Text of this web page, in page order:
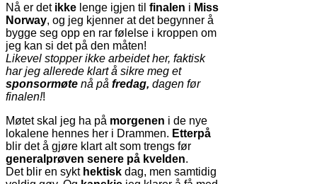
Nå er detikke lenge igjen til finalen i Miss
Norway, og jeg kjenner at det begynner å
bygge seg opp en rar følelse i kroppen om
jeg kan si det på den måten!
Likevel stopper ikke arbeidet her, faktisk
har jeg allerede klart å sikre meg et
sponsormøte nå på fredag, dagen før
finalen!!
Møtet skal jeg ha på morgenen i de nye
lokalene hennes her i Drammen. Etterpå
blir det å gjøre klart alt som trengs før
generalprøven senere på kvelden.
Det blir en sykt hektisk dag, men samtidig